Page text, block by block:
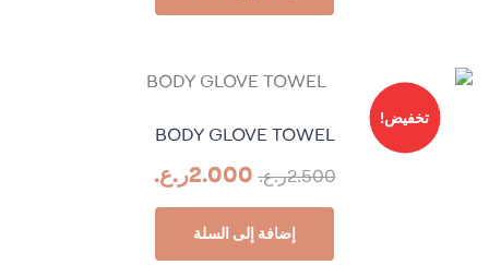
تخفيض!
BODY GLOVE TOWEL
2.500ر.ع. 2.000ر.ع.
إضافة إلى السلة